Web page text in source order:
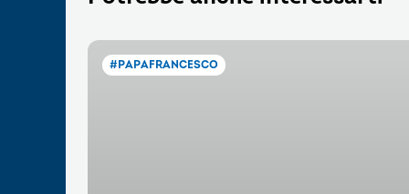
#PAPAFRANCESCO